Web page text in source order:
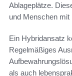
Ablageplätze.
und Menschen mit
Ein Hybridansatz
Regelmäßiges
als auch